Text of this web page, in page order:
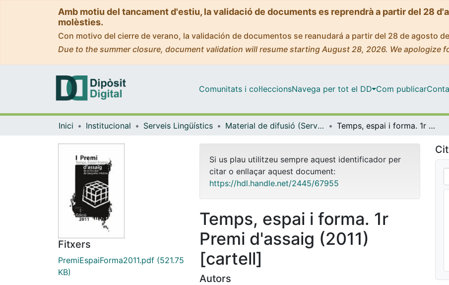
Amb motiu del tancament d'estiu, la validació de documents es reprendrà a partir del 28
molèsties.
Con motivo del cierre de verano, la validación de documentos se reanudará a partir del 28 de agosto
Due to the summer closure, document validation will resume starting August 28, 2026. We apologize
Comunitats i col·leccionsNavega per tot el DD Com publicar
Inici Institucional Serveis Lingüístics Material de difusió (Serveis Lingüístics) Temps, espai i forma. 1r Premi d'assaig (2011) [cartell]
Fitxers
PremiEspaiForma2011.pdf (521.75
KB)
Si us plau utilitzeu sempre aquest identificador per
citar o enllaçar aquest document:
https://hdl.handle.net/2445/67955
Temps, espai i forma. 1r
Premi d'assaig (2011)
[cartell]
Autors